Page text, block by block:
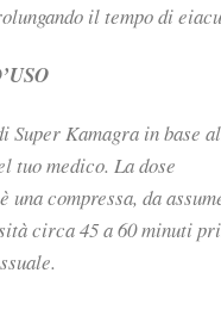
il tempo di
Super Kamagra in base
tuo medico. La dose
una compressa, da
circa 45 a 60 minuti